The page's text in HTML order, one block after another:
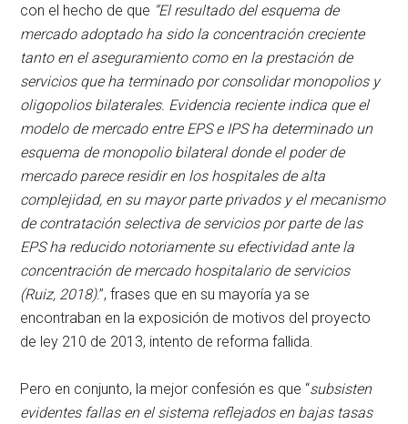
con el hecho de que “El resultado del esquema de
mercado adoptado ha sido la concentración creciente
tanto en el aseguramiento como en la prestación de
servicios que ha terminado por consolidar monopolios y
oligopolios bilaterales. Evidencia reciente indica que el
modelo de mercado entre EPS e IPS ha determinado un
esquema de monopolio bilateral donde el poder de
mercado parece residir en los hospitales de alta
complejidad, en su mayor parte privados y el mecanismo
de contratación selectiva de servicios por parte de las
EPS ha reducido notoriamente su efectividad ante la
concentración de mercado hospitalario de servicios
(Ruiz, 2018).”, frases que en su mayoría ya se
encontraban en la exposición de motivos del proyecto
de ley 210 de 2013, intento de reforma fallida.
Pero en conjunto, la mejor confesión es que “subsisten
evidentes fallas en el sistema reflejados en bajas tasas